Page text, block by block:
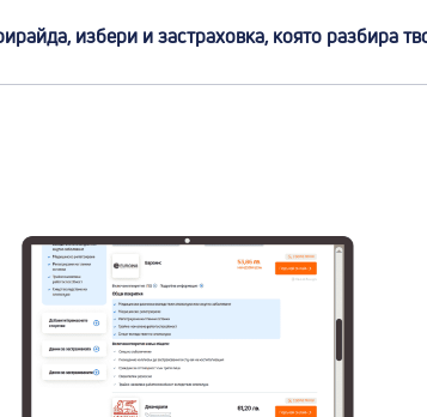
избери и застраховка, която разбира